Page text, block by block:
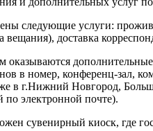
следующие услуги:
вещания), доставка
дополнительные
в номер, конференц-зал,
в г.Нижний Новгород,
электронной почте).
сувенирный киоск, где